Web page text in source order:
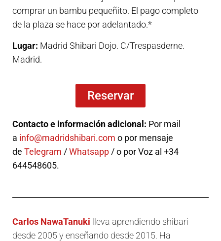
comprar un bambu pequeñito. El pago completo
de la plaza se hace por adelantado.*
Lugar: Madrid Shibari Dojo. C/Trespasderne.
Madrid.
Reservar
Contacto e información adicional: Por mail
a info@madridshibari.com o por mensaje
de Telegram /Whatsapp / o por Voz al +34
644548605.
Carlos NawaTanuki lleva aprendiendo shibari
desde 2005 y enseñando desde 2015. Ha